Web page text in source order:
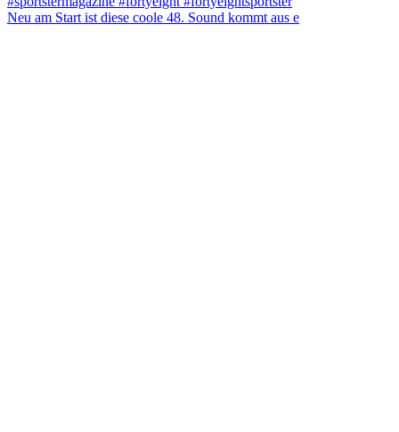
Neu am Start ist diese coole 48. Sound kommt aus e